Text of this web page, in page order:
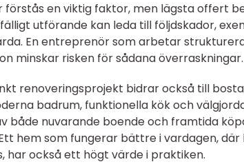
förstås en viktig faktor, men lägsta offert
utförande kan leda till följdskador,
En entreprenör som arbetar
minskar risken för sådana överraskningar.
renoveringsprojekt bidrar också till
badrum, funktionella kök och
både nuvarande boende och framtida
hem som fungerar bättre i vardagen, där
har också ett högt värde i praktiken.